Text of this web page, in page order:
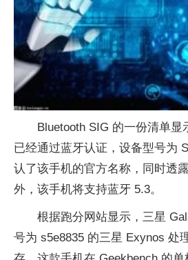
Bluetooth SIG 的一份清单显
已经通过蓝牙认证，设备型号为
认了该手机的官方名称，同时透
外，该手机将支持蓝牙 5.3。
根据跑分网站显示，三星
号为 s5e8835 的三星 Exynos 处